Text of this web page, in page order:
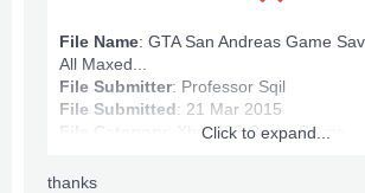
File Name: GTA San Andreas Game
All Maxed...
File Submitter: Professor Sqil
File Submitted: 21 Mar 2015
Xbox360 Game Saves
Click to expand...
thanks